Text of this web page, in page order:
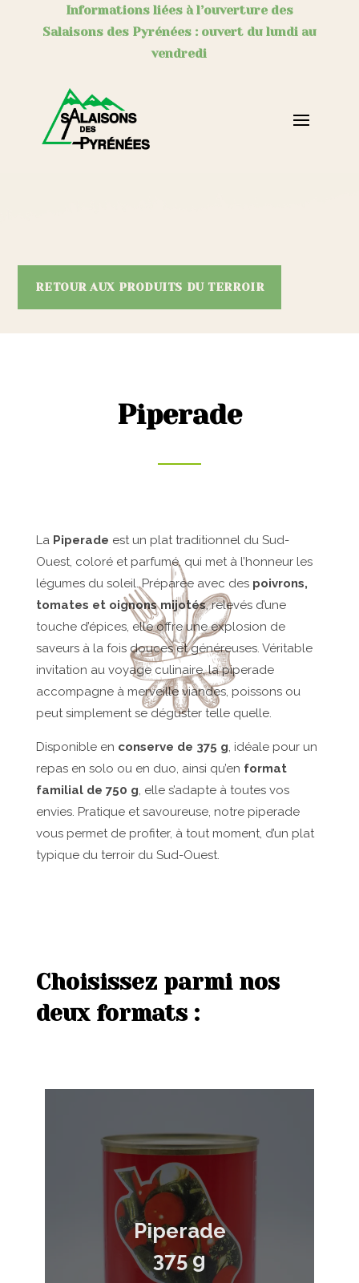
Informations liées à l’ouverture des
Salaisons des Pyrénées : ouvert du lundi au
vendredi
RETOUR AUX PRODUITS DU TERROIR
Piperade
La Piperade est un plat traditionnel du Sud-
Ouest, coloré et parfumé, qui met à l’honneur les
légumes du soleil. Préparée avec des poivrons,
tomates et oignons mijotés, relevés d’une
touche d’épices, elle offre une explosion de
saveurs à la fois douces et généreuses. Véritable
invitation au voyage culinaire, la piperade
accompagne à merveille viandes, poissons ou
peut simplement se déguster telle quelle.
Disponible en conserve de 375 g, idéale pour un
repas en solo ou en duo, ainsi qu’en format
familial de 750 g, elle s’adapte à toutes vos
envies. Pratique et savoureuse, notre piperade
vous permet de profiter, à tout moment, d’un plat
typique du terroir du Sud-Ouest.
Choisissez parmi nos
deux formats :
Piperade
375 g